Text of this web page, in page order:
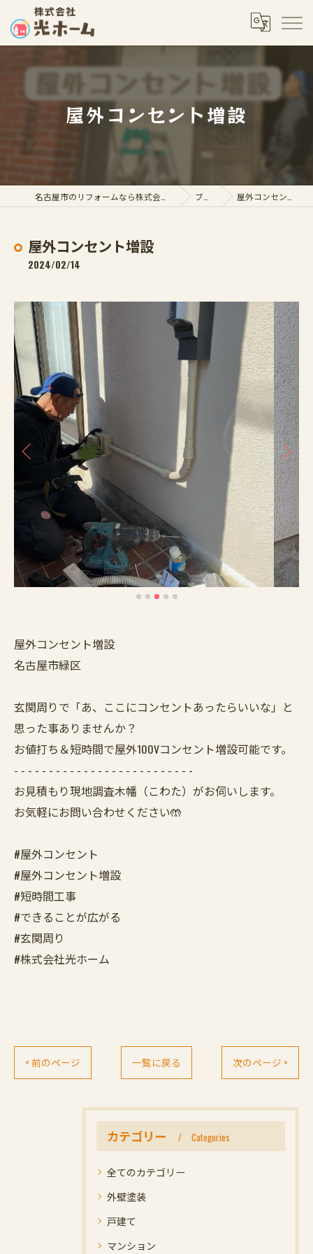
屋外コンセント増設
ブログ 屋外コンセント増設
屋外コンセント増設
2024/02/14
屋外コンセント増設
名古屋市緑区
玄関周りで「あ、ここにコンセントあったらいいな」と
思った事ありませんか？
お値打ち＆短時間で屋外100Vコンセント増設可能です。
- - - - - - - - - - - - - - - - - - - - - - - - - -
お見積もり現地調査木幡（こわた）がお伺いします。
お気軽にお問い合わせください🤲
#屋外コンセント
#屋外コンセント増設
#短時間工事
#できることが広がる
#玄関周り
#株式会社光ホーム
< 前のページ 一覧に戻る 次のページ >
カテゴリー Categories
全てのカテゴリー
外壁塗装
戸建て
マンション